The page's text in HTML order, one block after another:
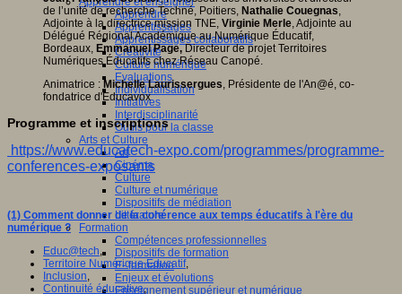
Apprendre
Apprentissages
Apprentissages collaboratifs
Créativité
Culture numérique
Evaluations
Individualisation
Initiatives
Interdisciplinarité
Outils pour la classe
Arts et Culture
Art
Cinéma
Culture
Culture et numérique
Dispositifs de médiation
Littérature
Formation
Compétences professionnelles
Dispositifs de formation
E- formation
Enjeux et évolutions
Enseignement supérieur et numérique
de l’unité de recherche Techné, Poitiers, Nathalie Couegnas,
Adjointe à la directrice mission TNE, Virginie Merle, Adjointe au
Délégué Régional Académique au Numérique Éducatif,
Bordeaux, Emmanuel Page,Directeur de projet Territoires
Numériques Éducatifs chez Réseau Canopé.
Animatrice : Michelle Laurissergues, Présidente de l'An@é, co-
fondatrice d'Educavox
Programme et inscriptions
https://www.educatech-expo.com/programmes/programme-
conferences-exposants
(1) Comment donner de la cohérence aux temps éducatifs à l'ère du
numérique ?
Educ@tech,
Territoire Numérique Educatif,
Inclusion,
Continuité éducative,